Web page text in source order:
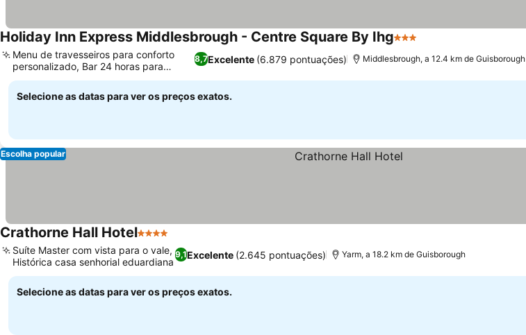
Holiday Inn Express Middlesbrough - Centre Square By Ihg3 Estrelas
8,7Excelente (6.879 pontuações)
Menu de travesseiros para conforto
personalizado, Bar 24 horas para
relaxar à noite
Middlesbrough, a 12.4 km de Guisborough
Selecione as datas para ver os preços exatos.
Escolha popular
Crathorne Hall Hotel4 Estrelas
9,1Excelente (2.645 pontuações)
Suíte Master com vista para o vale,
Histórica casa senhorial eduardiana
Yarm, a 18.2 km de Guisborough
Selecione as datas para ver os preços exatos.